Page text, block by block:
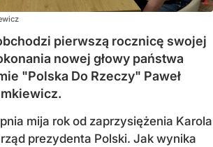
pierwszą rocznicę swojej
nowej głowy państwa
"Polska Do Rzeczy" Paweł
mija rok od zaprzysiężenia Karola
prezydenta Polski. Jak wynika